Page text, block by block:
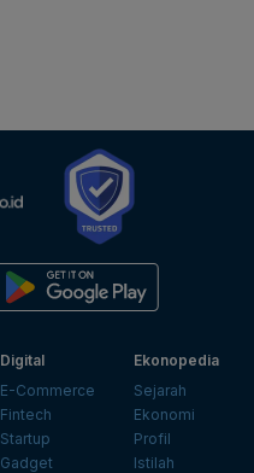
Digital
E-Commerce
Fintech
Startup
Gadget
Ekonopedia
Sejarah
Ekonomi
Profil
Istilah